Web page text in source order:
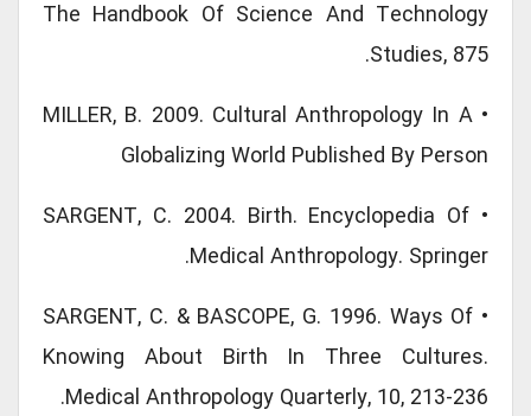
The Handbook Of Science And Technology
Studies, 875.
• MILLER, B. 2009. Cultural Anthropology In A
Globalizing World Published By Person
• SARGENT, C. 2004. Birth. Encyclopedia Of
Medical Anthropology. Springer.
• SARGENT, C. & BASCOPE, G. 1996. Ways Of
Knowing About Birth In Three Cultures.
Medical Anthropology Quarterly, 10, 213-236.